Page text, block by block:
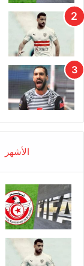
الأشهر